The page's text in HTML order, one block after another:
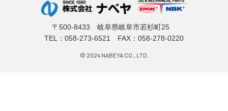
〒500-8433 岐阜県岐阜市若杉町25
TEL： 058-273-6521 FAX：058-278-0220
© 2024 NABEYA CO., LTD.